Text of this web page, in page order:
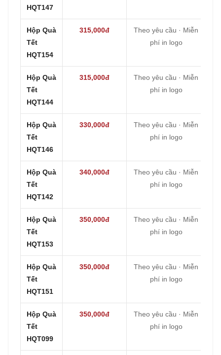
HQT147
Hộp Quà
Tết
HQT154
315,000đ
Theo yêu cầu · Miễn
phí in logo
Hộp Quà
Tết
HQT144
315,000đ
Theo yêu cầu · Miễn
phí in logo
Hộp Quà
Tết
HQT146
330,000đ
Theo yêu cầu · Miễn
phí in logo
Hộp Quà
Tết
HQT142
340,000đ
Theo yêu cầu · Miễn
phí in logo
Hộp Quà
Tết
HQT153
350,000đ
Theo yêu cầu · Miễn
phí in logo
Hộp Quà
Tết
HQT151
350,000đ
Theo yêu cầu · Miễn
phí in logo
Hộp Quà
Tết
HQT099
350,000đ
Theo yêu cầu · Miễn
phí in logo